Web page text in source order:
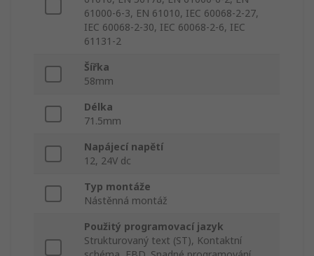
61000-6-3, EN 61010, IEC 60068-2-27,
IEC 60068-2-30, IEC 60068-2-6, IEC
61131-2
Šířka
58mm
Délka
71.5mm
Napájecí napětí
12, 24V dc
Typ montáže
Nástěnná montáž
Použitý programovací jazyk
Strukturovaný text (ST), Kontaktní